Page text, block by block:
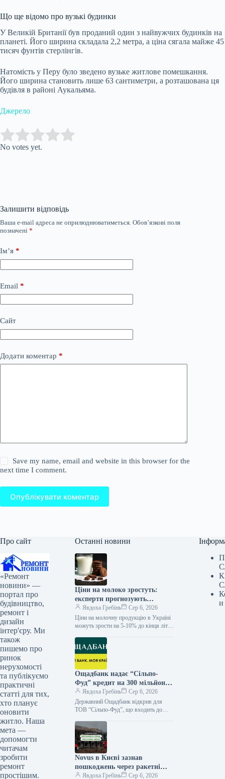
Що ще відомо про вузькі будинки
У Великій Британії був проданий один з найвужчих будинків на
планеті. Його ширина складала 2,2 метра, а ціна сягала майже 45
тисяч фунтів стерлінгів.
Натомість у Перу було зведено вузьке житлове помешкання.
Його ширина становить лише 63 сантиметри, а розташована ця
будівля в районі Аукальяма.
Джерело
Rate this item:
No votes yet.
Залишити відповідь
Ваша e-mail адреса не оприлюднюватиметься. Обов’язкові поля
позначені *
Ім’я *
Email *
Сайт
Додати коментар *
Save my name, email and website in this browser for the
next time I comment.
Опублікувати коментар
Про сайт
«Ремонт
новини» —
портал про
будівництво,
ремонт і
дизайн
інтер'єру. Ми
також
пишемо про
ринок
нерухомості
та публікуємо
практичні
статті для тих,
хто планує
оновити
житло. Наша
мета —
допомогти
читачам
зробити
ремонт
простішим.
Останні новини
Ціни на молоко зростуть:
експерти прогнозують
подорожчання на 10%
Явдоха Гребінь
Сер 6, 2026
Ціни на молочну продукцію в Україні
можуть зрости на 5-10% до кінця літа
Ощадбанк надає “Сільпо-
Фуд” кредит на 300 мільйонів
гривень та налагоджує
співпрацю в сфері еквайрингу
Явдоха Гребінь
Сер 6, 2026
Державний Ощадбанк відкрив для
ТОВ “Сільпо-Фуд”, що входить до
грн для поповнення обігового
капіталу.…
Novus в Києві зазнав
пошкоджень через ракетні
обстріли
Явдоха Гребінь Сер 6, 2026
и